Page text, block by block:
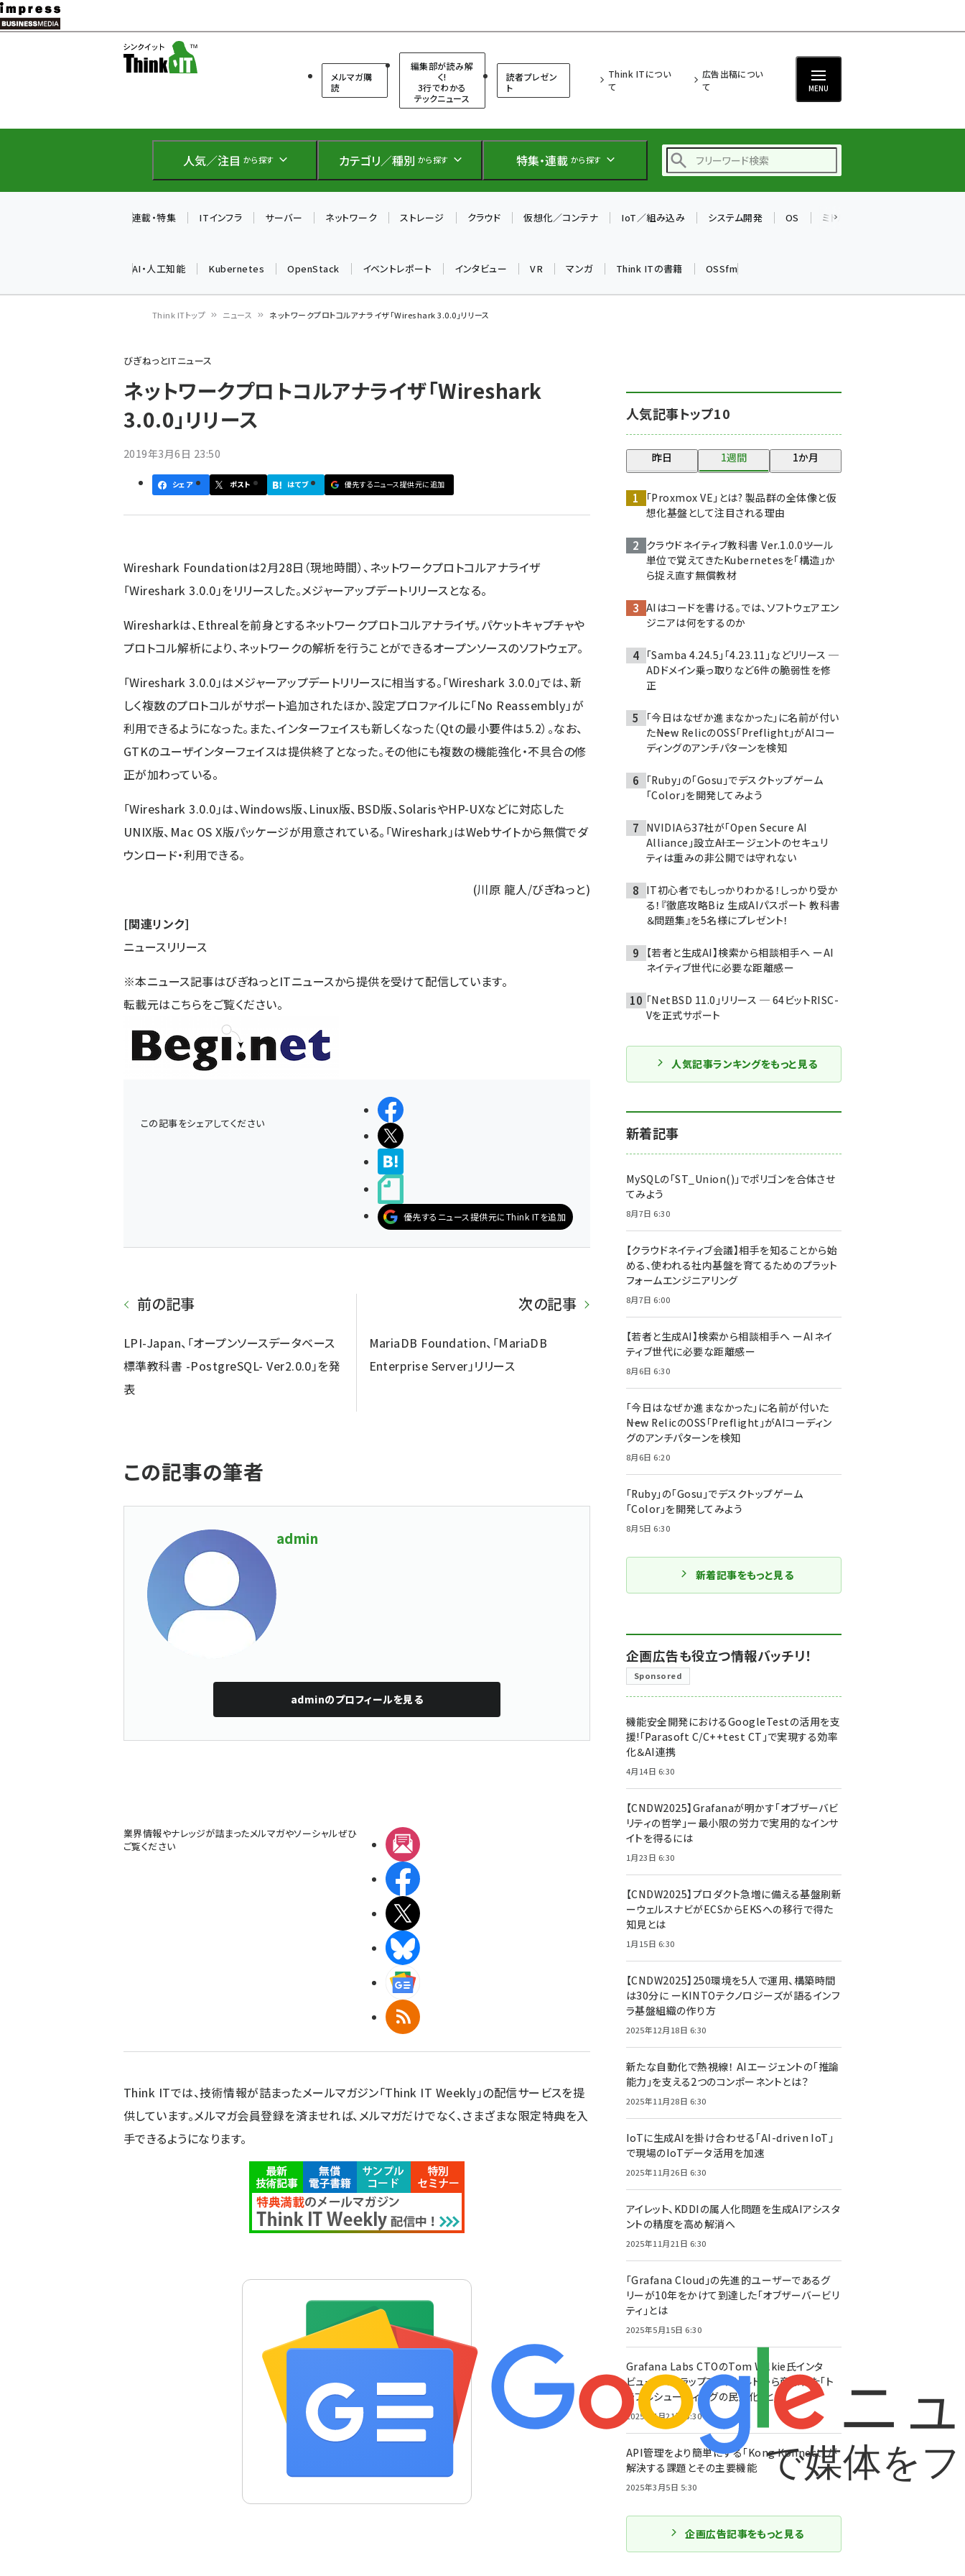
メ
イ
テ
に
メルマガ購
読
編集部が読み解
く!
3行でわかる
テックニュース
読者プレゼン
ト
Think ITについ
て
広告出稿につい
て
MENU
人気／注目 から探す カテゴリ／種別 から探す 特集・連載 から探す
仲間と築いた勝利の絆～
drupal (1955)
genai (1483)
abc123 (1358)
連載・特集 ITインフラ サーバー ネットワーク ストレージ クラウド 仮想化／コンテナ IoT／組み込み システム開発 OS ミドルウェア
AI・人工知能 Kubernetes OpenStack イベントレポート インタビュー VR マンガ Think ITの書籍 OSSfm
ン
く
ず
Think ITトップ ニュース ネットワークプロトコルアナライザ「Wireshark 3.0.0」リリース
びぎねっとITニュース
ネットワークプロトコルアナライザ「Wireshark
3.0.0」リリース
2019年3月6日 23:50
シェア ポスト はてブ 優先するニュース提供元に追加
Wireshark Foundationは2月28日（現地時間）、ネットワークプロトコルアナライザ
「Wireshark 3.0.0」をリリースした。メジャーアップデートリリースとなる。
Wiresharkは、Ethrealを前身とするネットワークプロトコルアナライザ。パケットキャプチャや
プロトコル解析により、ネットワークの解析を行うことができるオープンソースのソフトウェア。
「Wireshark 3.0.0」はメジャーアップデートリリースに相当する。「Wireshark 3.0.0」では、新
しく複数のプロトコルがサポート追加されたほか、設定プロファイルに「No Reassembly」が
利用できるようになった。また、インターフェイスも新しくなった（Qtの最小要件は5.2）。なお、
GTKのユーザインターフェイスは提供終了となった。その他にも複数の機能強化・不具合の修
正が加わっている。
「Wireshark 3.0.0」は、Windows版、Linux版、BSD版、SolarisやHP-UXなどに対応した
UNIX版、Mac OS X版パッケージが用意されている。「Wireshark」はWebサイトから無償でダ
ウンロード・利用できる。
(川原 龍人/びぎねっと)
[関連リンク]
ニュースリリース
※本ニュース記事はびぎねっとITニュースから提供を受けて配信しています。
転載元はこちらをご覧ください。
この記事をシェアしてください
シェアする
ポストする
優先するニュース提供元にThink ITを追加
前の記事
LPI-Japan、「オープンソースデータベース
標準教科書 -PostgreSQL- Ver2.0.0」を発
表
次の記事
MariaDB Foundation、「MariaDB
Enterprise Server」リリース
この記事の筆者
admin
adminのプロフィールを見る
業界情報やナレッジが詰まったメルマガやソーシャルぜひ
ご覧ください
RSS
Think ITでは、技術情報が詰まったメールマガジン「Think IT Weekly」の配信サービスを提
供しています。メルマガ会員登録を済ませれば、メルマガだけでなく、さまざまな限定特典を入
手できるようになります。
人気記事トップ10
昨日 1週間 1か月
「Proxmox VE」とは? 製品群の全体像と仮
想化基盤として注目される理由
クラウドネイティブ教科書 Ver.1.0.0――ツール
単位で覚えてきたKubernetesを「構造」か
ら捉え直す無償教材
AIはコードを書ける。では、ソフトウェアエン
ジニアは何をするのか
「Samba 4.24.5」「4.23.11」などリリース ─
ADドメイン乗っ取りなど6件の脆弱性を修
正
「今日はなぜか進まなかった」に名前が付い
た――New RelicのOSS「Preflight」がAIコー
ディングのアンチパターンを検知
「Ruby」の「Gosu」でデスクトップゲーム
「Color」を開発してみよう
NVIDIAら37社が「Open Secure AI
Alliance」設立――AIエージェントのセキュリ
ティは重みの非公開では守れない
IT初心者でもしっかりわかる！しっかり受か
る！『徹底攻略Biz 生成AIパスポート 教科書
＆問題集』を5名様にプレゼント！
【若者と生成AI】検索から相談相手へ ーAI
ネイティブ世代に必要な距離感ー
「NetBSD 11.0」リリース ─ 64ビットRISC-
Vを正式サポート
人気記事ランキングをもっと見る
新着記事
MySQLの「ST_Union()」でポリゴンを合体させ
てみよう
8月7日 6:30
【クラウドネイティブ会議】相手を知ることから始
める、使われる社内基盤を育てるためのプラット
フォームエンジニアリング
8月7日 6:00
【若者と生成AI】検索から相談相手へ ーAIネイ
ティブ世代に必要な距離感ー
8月6日 6:30
「今日はなぜか進まなかった」に名前が付いた
――New RelicのOSS「Preflight」がAIコーディン
グのアンチパターンを検知
8月6日 6:20
「Ruby」の「Gosu」でデスクトップゲーム
「Color」を開発してみよう
8月5日 6:30
新着記事をもっと見る
企画広告も役立つ情報バッチリ！
Sponsored
機能安全開発におけるGoogleTestの活用を支
援!「Parasoft C/C++test CT」で実現する効率
化＆AI連携
4月14日 6:30
【CNDW2025】Grafanaが明かす「オブザーバビ
リティの哲学」ー最小限の労力で実用的なインサ
イトを得るには
1月23日 6:30
【CNDW2025】プロダクト急増に備える基盤刷新
ーウェルスナビがECSからEKSへの移行で得た
知見とは
1月15日 6:30
【CNDW2025】250環境を5人で運用、構築時間
は30分に ーKINTOテクノロジーズが語るインフ
ラ基盤組織の作り方
2025年12月18日 6:30
新たな自動化で熱視線！ AIエージェントの「推論
能力」を支える2つのコンポーネントとは？
2025年11月28日 6:30
IoTに生成AIを掛け合わせる「AI-driven IoT」
で現場のIoTデータ活用を加速
2025年11月26日 6:30
アイレット、KDDIの属人化問題を生成AIアシスタ
ントの精度を高め解消へ
2025年11月21日 6:30
「Grafana Cloud」の先進的ユーザーであるグ
リーが10年をかけて到達した「オブザーバービリ
ティ」とは
2025年5月15日 6:30
Grafana Labs CTOのTom Wilkie氏インタ
ビュー。スクラップアンドビルドから産まれた「ト
ラブルシューティングの民主化」とは
2025年4月21日 6:30
API管理をより簡単にする「Kong Konnect」が
解決する課題とその主要機能
2025年3月5日 5:30
企画広告記事をもっと見る